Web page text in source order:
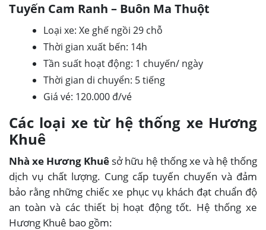
Tuyến Cam Ranh – Buôn Ma Thuột
Loại xe: Xe ghế ngồi 29 chỗ
Thời gian xuất bến: 14h
Tần suất hoạt động: 1 chuyến/ ngày
Thời gian di chuyển: 5 tiếng
Giá vé: 120.000 đ/vé
Các loại xe từ hệ thống xe Hương
Khuê
Nhà xe Hương Khuê sở hữu hệ thống xe và hệ thống
dịch vụ chất lượng. Cung cấp tuyến chuyến và đảm
bảo rằng những chiếc xe phục vụ khách đạt chuẩn độ
an toàn và các thiết bị hoạt động tốt. Hệ thống xe
Hương Khuê bao gồm: